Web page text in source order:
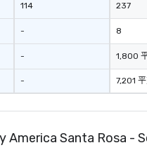
114
-
-
-
237
8
1,800
7,201
America Santa Rosa -